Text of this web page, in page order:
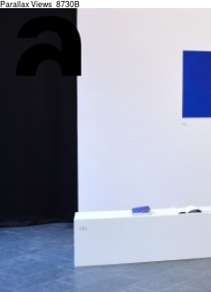
Parallax Views_8730B